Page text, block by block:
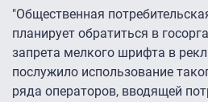
"Общественная
планирует обратиться в
запрета мелкого шрифта в
послужило использование
ряда операторов, вводящей